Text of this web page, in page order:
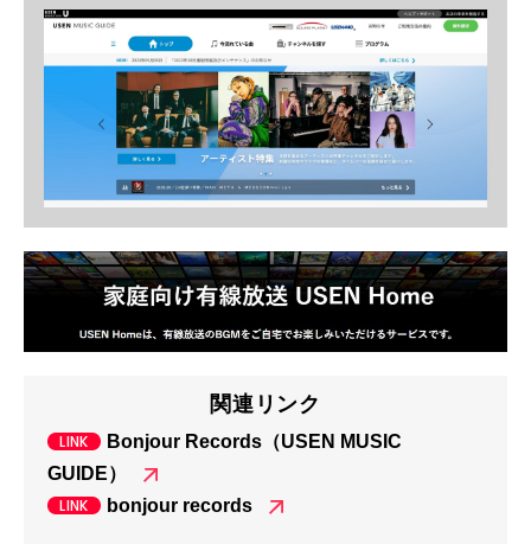
関連リンク
Bonjour Records（USEN MUSIC
GUIDE）
bonjour records